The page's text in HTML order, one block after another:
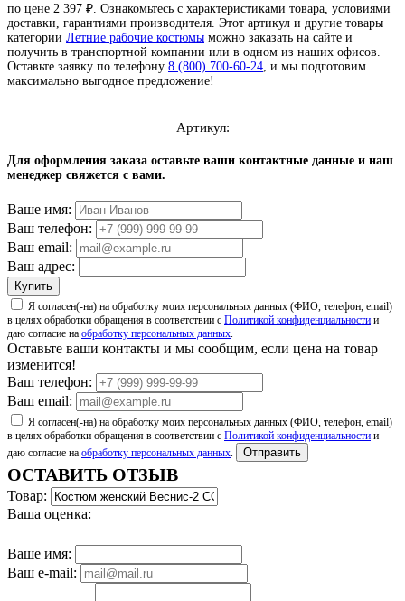
по цене 2 397 ₽. Ознакомьтесь с характеристиками товара, условиями
доставки, гарантиями производителя. Этот артикул и другие товары
категории Летние рабочие костюмы можно заказать на сайте и
получить в транспортной компании или в одном из наших офисов.
Оставьте заявку по телефону 8 (800) 700-60-24 и мы подготовим
максимально выгодное предложение!
4.5
Артикул:
Для оформления заказа оставьте ваши контактные данные и наш
менеджер свяжется с вами.
Ваше имя:
Ваш телефон:
Ваш email:
Ваш адрес:
Купить
Я согласен(-на) на обработку моих персональных данных (ФИО, телефон, email)
в целях обработки обращения в соответствии с Политикой конфиденциальности и
даю согласие на обработку персональных данных
Оставьте ваши контакты и мы сообщим, если цена на товар
изменится!
Ваш телефон:
Ваш email:
Я согласен(-на) на обработку моих персональных данных (ФИО, телефон, email)
в целях обработки обращения в соответствии с Политикой конфиденциальности и
даю согласие на обработку персональных данных Отправить
ОСТАВИТЬ ОТЗЫВ
Товар:
Ваша оценка:
Ваше имя:
Ваш e-mail: